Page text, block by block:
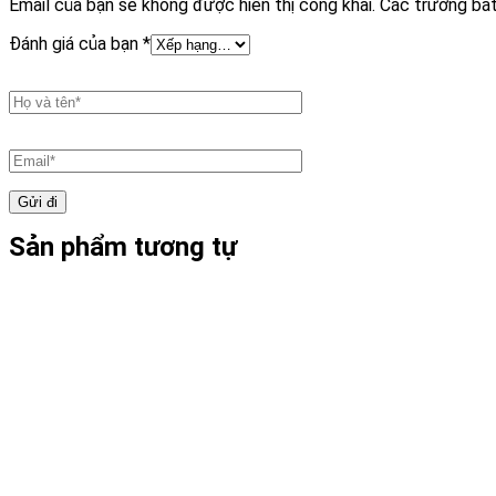
Email của bạn sẽ không được hiển thị công khai. Các trường
Đánh giá của bạn *
Sản phẩm tương tự